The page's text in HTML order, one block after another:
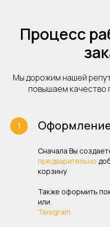
Процесс
Мы дорожим нашей
повышаем качество
Сначала Вы
предварительно
корзину
Также оформить
или
Telegram